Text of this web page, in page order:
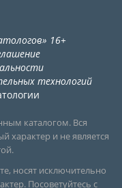
» 16+
технологий
каталогом. Вся
характер и не является
носят исключительно
Посоветуйтесь с